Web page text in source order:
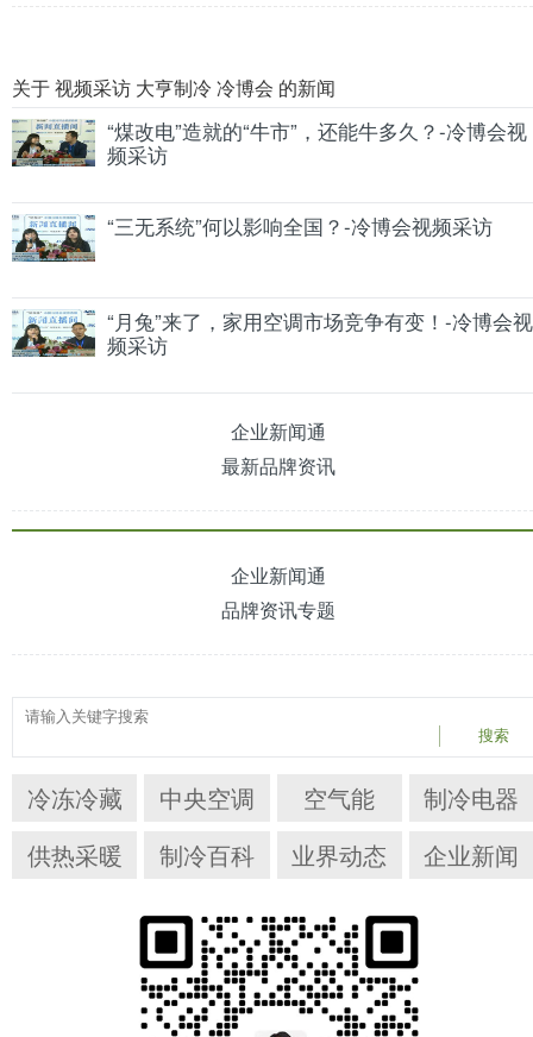
关于 视频采访 大亨制冷 冷博会 的新闻
“煤改电”造就的“牛市”，还能牛多久？-冷博会视
频采访
“三无系统”何以影响全国？-冷博会视频采访
“月兔”来了，家用空调市场竞争有变！-冷博会视
频采访
企业新闻通
最新品牌资讯
企业新闻通
品牌资讯专题
搜索
冷冻冷藏 中央空调 空气能
制冷电器
供热采暖
制冷百科 业界动态 企业新闻